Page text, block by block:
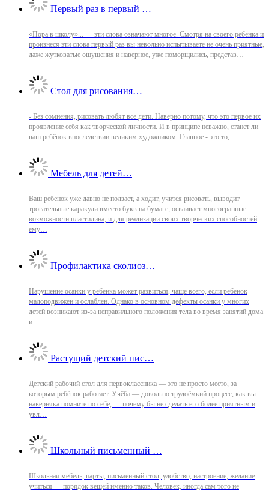
Первый раз в первый …
«Пора в школу»... — эти слова означают многое. Смотря на своего ребёнка и
произнеся эти слова первый раз вы невольно испытываете не очень приятные,
даже жутковатые ощущения и наверное, уже поморщились, представ…
Cтол для рисования…
- Без сомнения, рисовать любят все дети. Наверно потому, что это первое их
проявление себя как творческой личности. И в принципе неважно, станет ли
ваш ребёнок впоследствии великим художником. Главное - это то,…
Мебель для детей…
Ваш ребенок уже давно не ползает, а ходит, учится рисовать, выводит
трогательные каракули вместо букв на бумаге, осваивает многогранные
возможности пластилина, и для реализации своих творческих способностей
ему…
Профилактика сколиоз…
Нарушение осанки у ребенка может развиться, чаще всего, если ребенок
малоподвижен и ослаблен. Однако в основном дефекты осанки у многих
детей возникают из-за неправильного положения тела во время занятий дома
и…
Растущий детский пис…
Детский рабочий стол для первоклассника — это не просто место, за
которым ребёнок работает. Учёба — довольно трудоёмкий процесс, как вы
наверняка помните по себе, — почему бы не сделать его более приятным и
увл…
Школьный письменный …
Школьная мебель, парты, письменный стол, удобство, настроение, желание
учиться — порядок вещей именно таков. Человек, иногда сам того не